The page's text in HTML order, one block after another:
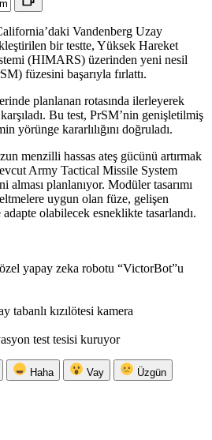
Vandenberg Uzay
bir testte, Yüksek Hareket
(HIMARS) üzerinden yeni nesil
füzesini başarıyla fırlattı.
planlanan rotasında ilerleyerek
Bu test, PrSM’nin genişletilmiş
yörünge kararlılığını doğruladı.
menzilli hassas ateş gücünü artırmak
Army Tactical Missile System
planlanıyor. Modüler tasarımı
uygun olan füze, gelişen
olabilecek esneklikte tasarlandı.
yapay zeka robotu “VictorBot”u
tabanlı kızılötesi kamera
test tesisi kuruyor
Haha Vay Üzgün